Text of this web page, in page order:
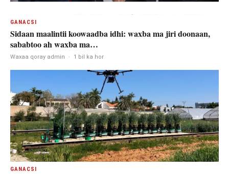
GANACSI
Sidaan maalintii koowaadba idhi: waxba ma jiri doonaan,
sababtoo ah waxba ma…
Waxaa qoray admin · 1 bil ka hor
GANACSI